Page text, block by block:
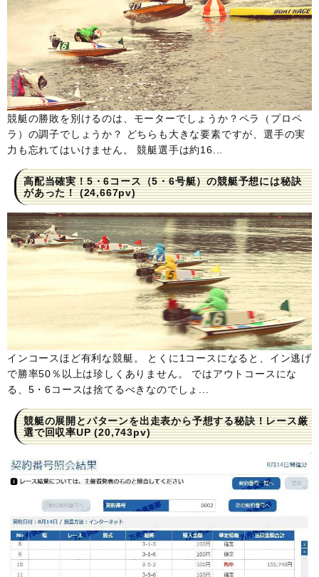
競艇の勝敗を別けるのは、モーターでしょうか？ペラ（プロペ
ラ）の調子でしょうか？ どちらも大きな要素ですが、選手の実
力も忘れてはいけません。 競艇選手は約16...
高配当確実！5・6コース（5・6号艇）の競艇予想には秘訣
があった！(24,667pv)
インコースほど有利な競艇。 とくに1コースになると、イン逃げ
で勝率50％以上は珍しくありません。 ではアウトコースにな
る、5・6コースは捨てるべきなのでしょ...
競艇の展開とパターンを出走表から予想する秘訣！レース厳
選で回収率UP(20,743pv)